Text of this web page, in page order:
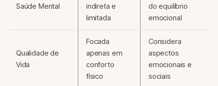
Saúde Mental
indireta e
limitada
do equilíbrio
emocional
Qualidade de
Vida
Focada
apenas em
conforto
físico
Considera
aspectos
emocionais e
sociais